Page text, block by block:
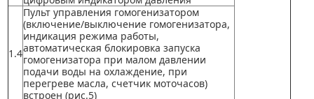
1.4
Пульт управления гомогенизатором
(включение/выключение гомогенизатора,
индикация режима работы,
автоматическая блокировка запуска
гомогенизатора при малом давлении
подачи воды на охлаждение, при
перегреве масла, счетчик моточасов)
встроен (рис.5)